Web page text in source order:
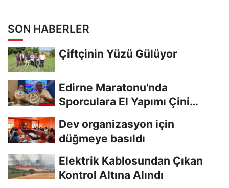
SON HABERLER
Çiftçinin Yüzü Gülüyor
Edirne Maratonu'nda
Sporculara El Yapımı Çini
Dev organizasyon için
düğmeye basıldı
Elektrik Kablosundan Çıkan
Kontrol Altına Alındı